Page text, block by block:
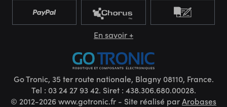
En savoir +
Go Tronic, 35 ter route nationale, Blagny 08110, France.
Tel : 03 24 27 93 42. Siret : 438.306.680.00028.
© 2012-2026 www.gotronic.fr - Site réalisé parArobases